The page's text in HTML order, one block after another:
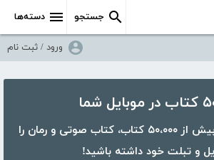
دسته‌ها جستجو
ورود / ثبت نام
شما
با اپلیکیشن کتابراه، بیش از ۵۰،۰۰۰ کتاب، کتاب صوتی و رمان را
و تبلت خود داشته باشید!